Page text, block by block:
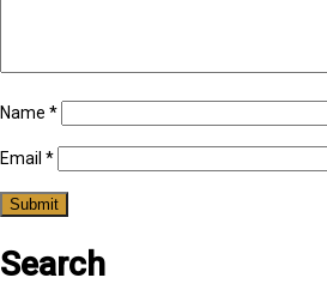
Name *
Email *
Search